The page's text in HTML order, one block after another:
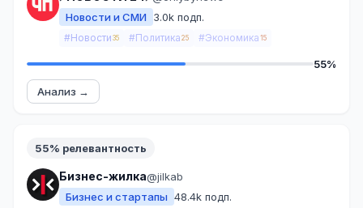
Новости и СМИ
3.0k подп.
#Новости 35 #Политика 25 #Экономика 15
55%
Анализ →
55% релевантность
Бизнес-жилка@jilkab
Бизнес и стартапы 48.4k подп.